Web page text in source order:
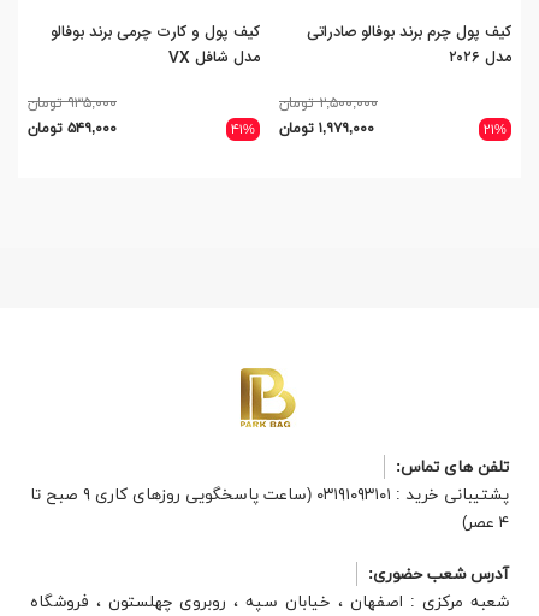
کیف پول چرم برند بوفالو صادراتی
مدل ۲۰۲۶
۲۱%
۲,۵۰۰,۰۰۰ تومان
۱,۹۷۹,۰۰۰ تومان
کیف پول و کارت چرمی برند بوفالو
مدل شافل VX
۴۱%
۹۳۵,۰۰۰ تومان
۵۴۹,۰۰۰ تومان
تلفن های تماس:
پشتیبانی خرید : ۰۳۱۹۱۰۹۳۱۰۱ (ساعت پاسخگویی روزهای کاری ۹ صبح تا
۴ عصر)
آدرس شعب حضوری:
شعبه مرکزی : اصفهان ، خیابان سپه ، روبروی چهلستون ، فروشگاه